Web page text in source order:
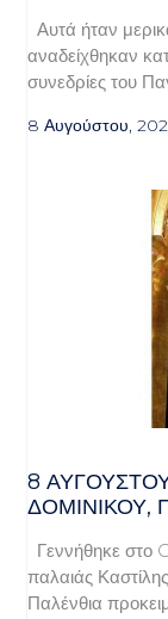
Αυτά ήταν
αναδείχθηκαν
συνεδρίες του
8 Αυγούστου,
8
ΔΟΜΙΝΙΚΟΥ,
Γεννήθηκε στο
παλαιάς
Παλένθια